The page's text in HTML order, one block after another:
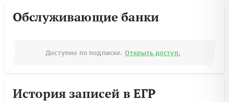
Обслуживающие банки
Доступно по подписке. Открыть доступ.
История записей в ЕГР